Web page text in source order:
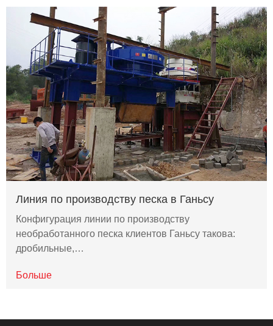
Линия по производству песка в Ганьсу
Конфигурация линии по производству
необработанного песка клиентов Ганьсу такова:
дробильные,…
Больше